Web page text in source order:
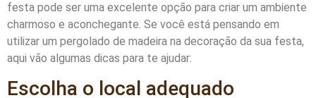
festa pode ser uma excelente opção para criar um ambiente
charmoso e aconchegante. Se você está pensando em
utilizar um pergolado de madeira na decoração da sua festa,
aqui vão algumas dicas para te ajudar:
Escolha o local adequado